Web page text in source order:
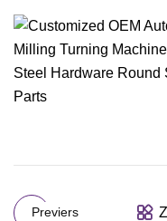
Previers